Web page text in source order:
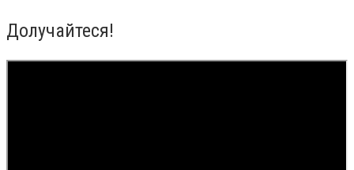
Долучайтеся!